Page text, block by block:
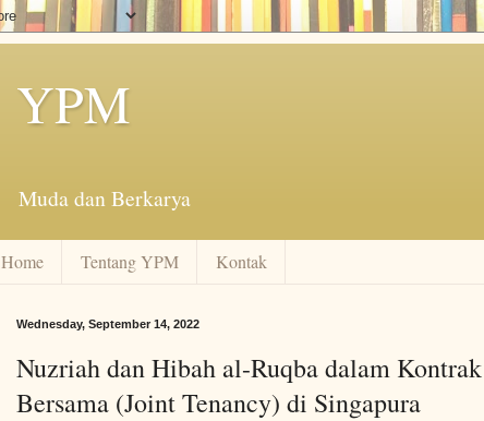
YPM
Muda dan Berkarya
Home Tentang YPM Kontak
Wednesday, September 14, 2022
Nuzriah dan Hibah al-Ruqba dalam
Bersama (Joint Tenancy) di Singapura